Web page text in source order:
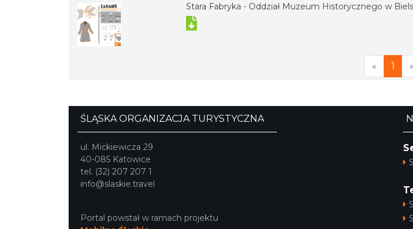
Stara Fabryka - Oddział Muzeum Historycznego w
« 1 »
ŚLĄSKA ORGANIZACJA TURYSTYCZNA
ul. Mickiewicza 29
40-085 Katowice
tel. (32) 207 207 1
info@slaskie.travel
Portal powstał w ramach projektu